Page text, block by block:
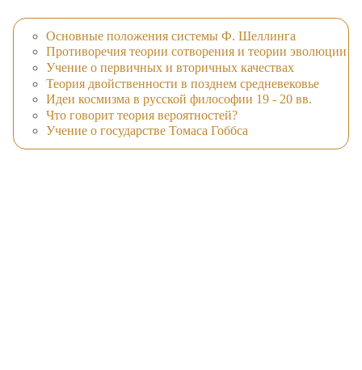
Основные положения системы Ф. Шеллинга
Противоречия теории сотворения и теории эволюции
Учение о первичных и вторичных качествах
Теория двойственности в позднем средневековье
Идеи космизма в русской философии 19 - 20 вв.
Что говорит теория вероятностей?
Учение о государстве Томаса Гоббса